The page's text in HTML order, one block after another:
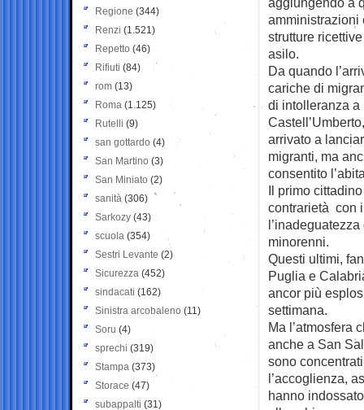
amministrazioni
strutture
asilo.
Da quando
cariche di
di intolleranza a
arrivato a
migranti, ma
consentito
Il primo
contrarietà con
minorenni.
Questi ultimi,
Puglia e
ancor più
settimana.
Ma l’atmosfera
anche a San
sono
l’accoglienza,
hanno
Regione (344)
Renzi (1.521)
Repetto (46)
Rifiuti (84)
rom (13)
Roma (1.125)
Rutelli (9)
san gottardo (4)
San Martino (3)
San Miniato (2)
sanità (306)
Sarkozy (43)
scuola (354)
Sestri Levante (2)
Sicurezza (452)
sindacati (162)
Sinistra arcobaleno (11)
Soru (4)
sprechi (319)
Stampa (373)
Storace (47)
subappalti (31)